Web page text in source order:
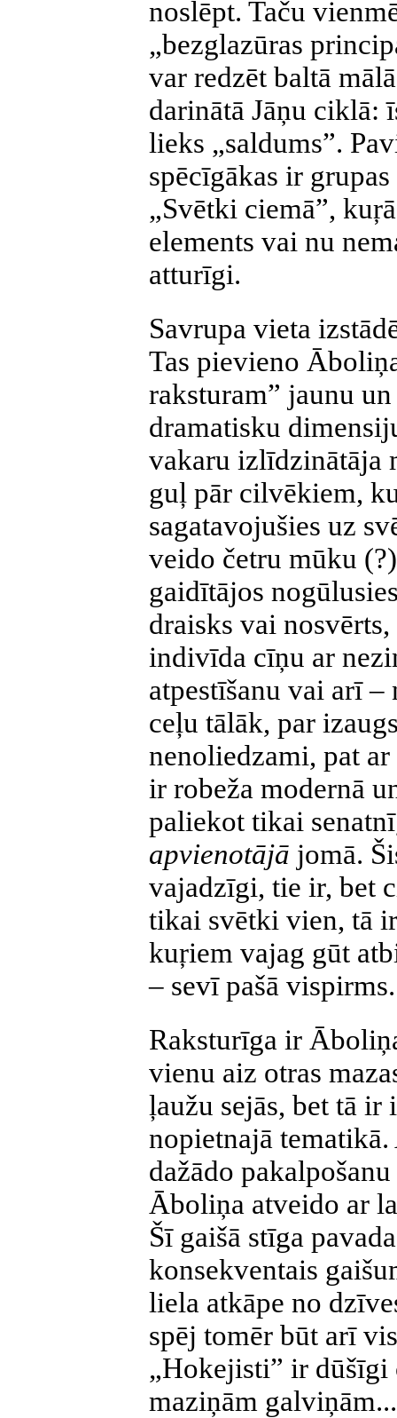
noslēpt. Taču
„bezglazūras
var redzēt baltā
darinātā Jāņu ciklā:
lieks „saldums”.
spēcīgākas ir
„Svētki ciemā”,
elements vai nu
atturīgi.
Savrupa vieta
Tas pievieno
raksturam” jaunu
dramatisku
vakaru izlīdzinātāja
guļ pār cilvēkiem,
sagatavojušies uz
veido četru mūku
gaidītājos
draisks vai
indivīda cīņu ar
atpestīšanu vai arī –
ceļu tālāk, par
nenoliedzami, pat
ir robeža modernā
paliekot tikai
apvienotājā jomā.
vajadzīgi, tie ir, bet
tikai svētki vien, tā
kuŗiem vajag gūt
– sevī pašā vispirms.
Raksturīga ir
vienu aiz otras
ļaužu sejās, bet tā ir
nopietnajā
dažādo
Āboliņa atveido ar
Šī gaišā stīga
konsekventais
liela atkāpe no
spēj tomēr būt arī
„Hokejisti” ir
maziņām galviņām...